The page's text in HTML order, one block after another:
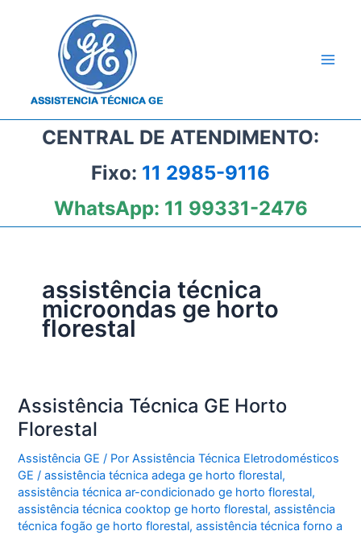
CENTRAL DE ATENDIMENTO:
Fixo: 11 2985-9116
WhatsApp: 11 99331-2476
assistência técnica
microondas ge horto
florestal
Assistência Técnica GE Horto
Florestal
Assistência GE / PorAssistência Técnica Eletrodomésticos
GE/assistência técnica adega ge horto florestal,
assistência técnica ar-condicionado ge horto florestal,
assistência técnica cooktop ge horto florestal,assistência
técnica fogão ge horto florestal,assistência técnica forno a